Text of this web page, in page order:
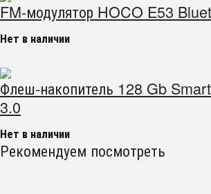
FM-модулятор HOCO E53
Нет в наличии
Флеш-накопитель 128 Gb
3.0
Нет в наличии
Рекомендуем посмотреть